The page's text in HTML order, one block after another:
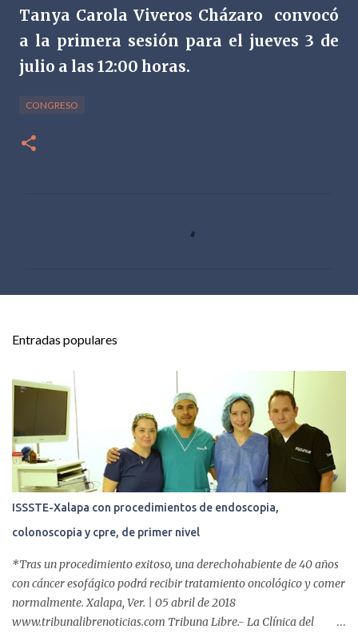
Tanya Carola Viveros Cházaro
convocó
a la primera sesión para el jueves 3 de
julio a las 12:00 horas.
CONGRESO
s
Entradas populares
ISSSTE-Xalapa con procedimientos de endoscopia,
colonoscopia y cpre, de primer nivel
*Tras un procedimiento exitoso, una derechohabiente de 40 años
con cáncer esofágico podrá recibir tratamiento oncológico y comer
normalmente. Xalapa, Ver. | 05 abril de 2018
www.tribunalibrenoticias.com Tribuna Libre.- La Clínica del